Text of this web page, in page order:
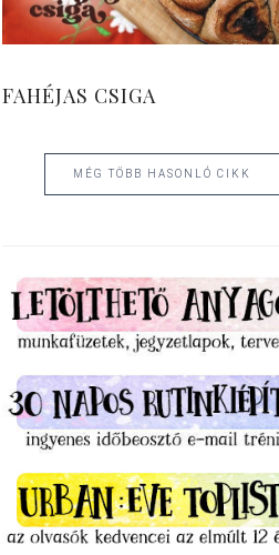
FAHÉJAS CSIGA
MÉG TÖBB HASONLÓ CIKK